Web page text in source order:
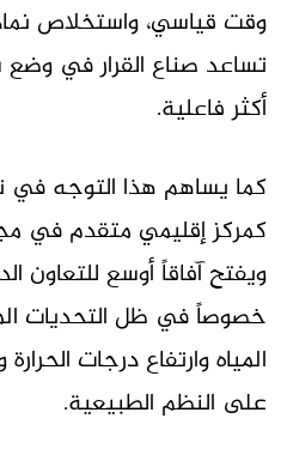
وقت قياسي، واستخلاص
تساعد صناع القرار في
أكثر فاعلية.
كما يساهم هذا التوجه في
كمركز إقليمي متقدم في
ويفتح آفاقاً أوسع للتعاون
خصوصاً في ظل التحديات
المياه وارتفاع درجات
على النظم الطبيعية.